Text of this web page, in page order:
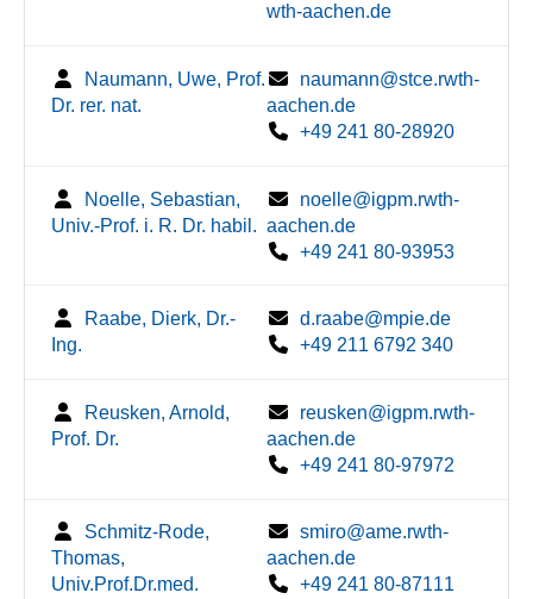
wth-aachen.de
Naumann, Uwe, Prof.
Dr. rer. nat.
naumann@stce.rwth-
aachen.de
+49 241 80-28920
Noelle, Sebastian,
Univ.-Prof. i. R. Dr. habil.
noelle@igpm.rwth-
aachen.de
+49 241 80-93953
Raabe, Dierk, Dr.-
Ing.
d.raabe@mpie.de
+49 211 6792 340
Reusken, Arnold,
Prof. Dr.
reusken@igpm.rwth-
aachen.de
+49 241 80-97972
Schmitz-Rode,
Thomas,
Univ.Prof.Dr.med.
smiro@ame.rwth-
aachen.de
+49 241 80-87111